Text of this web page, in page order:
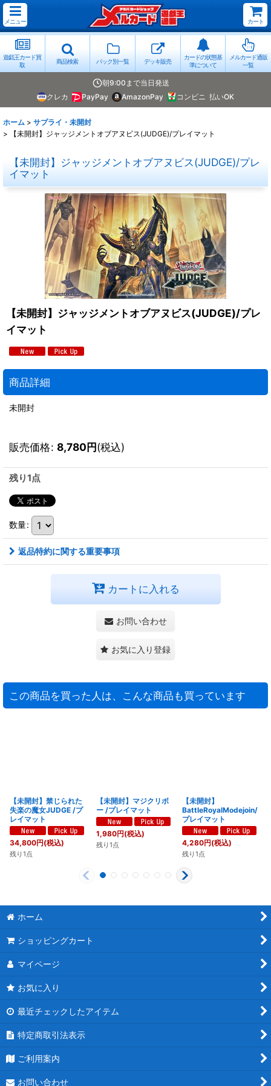
メニュー カート
遊戯王カード買
取
商品検索 パック別一覧 デッキ販売
カードの状態基
準について
メルカード通販
一覧
朝9:00まで当日発送
クレカ
PayPay AmazonPay コンビニ 払いOK
ホーム > サプライ・未開封
>
【未開封】ジャッジメントオブアヌビス(JUDGE)/プレイマット
【未開封】ジャッジメントオブアヌビス(JUDGE)/プレ
イマット
【未開封】ジャッジメントオブアヌビス(JUDGE)/プレ
イマット
商品詳細
未開封
販売価格: 8,780円(税込)
残り1点
数量:
返品特約に関する重要事項
カートに入れる
お問い合わせ
お気に入り登録
この商品を買った人は、こんな商品も買っています
【未開封】禁じられた
失楽の魔女JUDGE /プ
レイマット
34,800円(税込)
残り1点
【未開封】マジクリボ
ー /プレイマット
1,980円(税込)
残り1点
【未開封】
BattleRoyalModejoin/
プレイマット
4,280円(税込)
残り1点
ホーム
ショッピングカート
マイページ
お気に入り
最近チェックしたアイテム
特定商取引法表示
ご利用案内
お問い合わせ